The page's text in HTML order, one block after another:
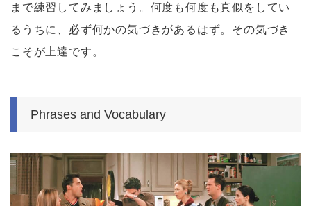
まで練習してみましょう。何度も何度も真似をしてい
るうちに、必ず何かの気づきがあるはず。その気づき
こそが上達です。
Phrases and Vocabulary